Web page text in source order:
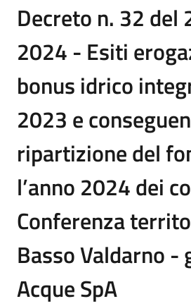
Decreto n. 32 del
2024 - Esiti
bonus idrico
2023 e
ripartizione del
l’anno 2024 dei
Conferenza
Basso Valdarno -
Acque SpA